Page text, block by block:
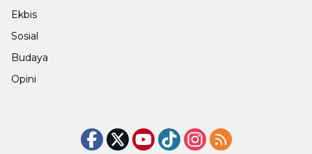
Ekbis
Sosial
Budaya
Opini